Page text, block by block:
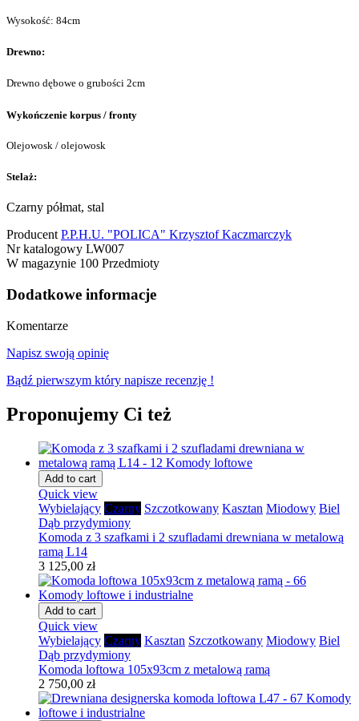
Wysokość: 84cm
Drewno:
Drewno dębowe o grubości 2cm
Wykończenie korpus / fronty
Olejowosk / olejowosk
Stelaż:
Czarny półmat, stal
Producent P.P.H.U. "POLICA" Krzysztof Kaczmarczyk
Nr katalogowy LW007
W magazynie 100 Przedmioty
Dodatkowe informacje
Komentarze
Napisz swoją opinię
Bądź pierwszym który napisze recenzję !
Proponujemy Ci też
Add to cart
Quick view
Wybielający Czarny Szczotkowany Kasztan Miodowy Biel
Dąb przydymiony
Komoda z 3 szafkami i 2 szufladami drewniana w metalową
ramą L14
3 125,00 zł
Add to cart
Quick view
Wybielający Czarny Kasztan Szczotkowany Miodowy Biel
Dąb przydymiony
Komoda loftowa 105x93cm z metalową ramą
2 750,00 zł